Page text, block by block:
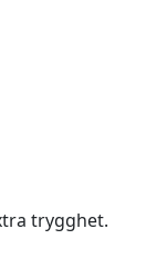
trygghet.